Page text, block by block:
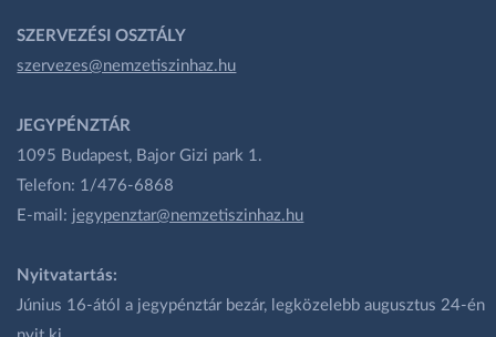
SZERVEZÉSI OSZTÁLY
szervezes@nemzetiszinhaz.hu
JEGYPÉNZTÁR
1095 Budapest, Bajor Gizi park 1.
Telefon: 1/476-6868
E-mail: jegypenztar@nemzetiszinhaz.hu
Nyitvatartás:
Június 16-ától a jegypénztár bezár, legközelebb augusztus 24-én